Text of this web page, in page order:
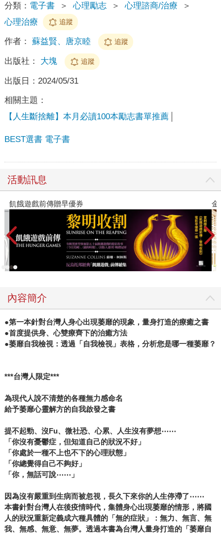
分類： 電子書 ＞ 心理勵志 ＞ 心理諮商/治療
＞
心理治療
追蹤
作者： 蘇益賢、唐京睦 追蹤
出版社： 大塊 追蹤
出版日： 2024/05/31
相關主題：
【人生斷捨離】本月必讀100本勵志書單推薦
BEST選書 電子書
活動訊息
金石堂2026海外優惠：電子書
內容簡介
●第一本針對台灣人身心出現萎靡的現象，量身打造的療癒之書
●首度提供身、心雙療齊下的治癒方法
●萎靡自我檢視：透過「自我檢視」表格，分析您是哪一種萎靡？
***台灣人限定***
為現代人說不清楚的各種無力感命名
給予萎靡心靈解方的自我啟發之書
提不起勁、沒Fu、微社恐、心累、人生沒有夢想⋯⋯
「你沒有憂鬱症，但知道自己的狀況不好」
「你處於一種不上也不下的心理狀態」
「你總覺得自己不夠好」
「你，無話可說⋯⋯」
因為沒有嚴重到生病而被忽視，長久下來你的人生停滯了⋯⋯
本書針對台灣人在後疫情時代，集體身心出現萎靡的情形，將國
人的狀況重新定義成六種具體的「無的症狀」：無力、無言、無
我、無感、無意、無夢。透過本書為台灣人量身打造的「萎靡自